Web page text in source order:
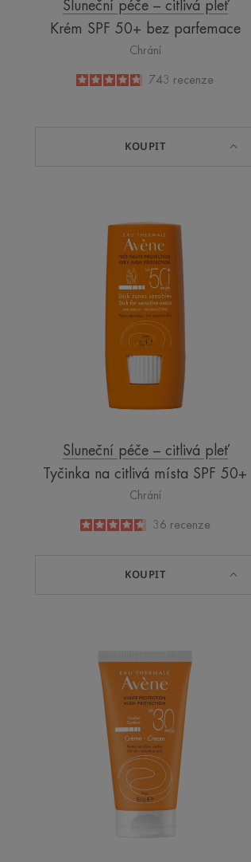
Sluneční péče – citlivá pleť
Krém SPF 50+ bez parfemace
Chrání
4.8
/
5
743 recenze
KOUPIT
na
citlivá
místa
SPF
50+
Sluneční péče – citlivá pleť
Tyčinka na citlivá místa SPF 50+
Chrání
4.7
/
5
36 recenze
KOUPIT
na
obličej
SPF
30